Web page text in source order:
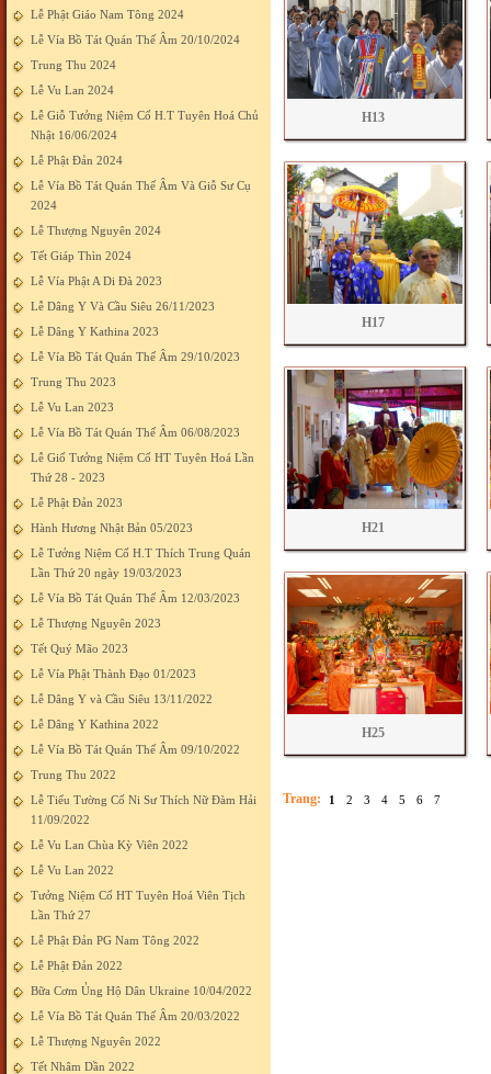
Lễ Phật Giáo Nam Tông 2024
Lễ Vía Bồ Tát Quán Thế Âm 20/10/2024
Trung Thu 2024
Lễ Vu Lan 2024
Lễ Giỗ Tưởng Niệm Cố H.T Tuyên Hoá Chủ
Nhật 16/06/2024
Lễ Phật Đản 2024
Lễ Vía Bồ Tát Quán Thế Âm Và Giỗ Sư Cụ
2024
Lễ Thượng Nguyên 2024
Tết Giáp Thìn 2024
Lễ Vía Phật A Di Đà 2023
Lễ Dâng Y Và Cầu Siêu 26/11/2023
Lễ Dâng Y Kathina 2023
Lễ Vía Bồ Tát Quán Thế Âm 29/10/2023
Trung Thu 2023
Lễ Vu Lan 2023
Lễ Vía Bồ Tát Quán Thế Âm 06/08/2023
Lễ Giố Tưởng Niệm Cố HT Tuyên Hoá Lần
Thứ 28 - 2023
Lễ Phật Đản 2023
Hành Hương Nhật Bản 05/2023
Lễ Tưởng Niệm Cố H.T Thích Trung Quán
Lần Thứ 20 ngày 19/03/2023
Lễ Vía Bồ Tát Quán Thế Âm 12/03/2023
Lễ Thượng Nguyên 2023
Tết Quý Mão 2023
Lễ Vía Phật Thành Đạo 01/2023
Lễ Dâng Y và Cầu Siêu 13/11/2022
Lễ Dâng Y Kathina 2022
Lễ Vía Bồ Tát Quán Thế Âm 09/10/2022
Trung Thu 2022
Lễ Tiểu Tường Cố Ni Sư Thích Nữ Đàm Hải
11/09/2022
Lễ Vu Lan Chùa Kỳ Viên 2022
Lễ Vu Lan 2022
Tưởng Niệm Cố HT Tuyên Hoá Viên Tịch
Lần Thứ 27
Lễ Phật Đản PG Nam Tông 2022
Lễ Phật Đản 2022
Bữa Cơm Ủng Hộ Dân Ukraine 10/04/2022
Lễ Vía Bồ Tát Quán Thế Âm 20/03/2022
Lễ Thượng Nguyên 2022
Tết Nhâm Dần 2022
H13
H17
H21
H25
Trang: 1 2 3 4 5 6 7